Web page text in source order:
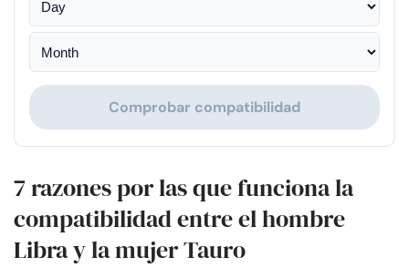
Comprobar compatibilidad
7 razones por las que funciona la
compatibilidad entre el hombre
Libra y la mujer Tauro